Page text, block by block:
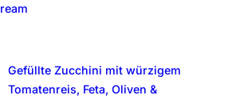
Gefüllte Zucchini mit würzigem
Tomatenreis, Feta, Oliven &